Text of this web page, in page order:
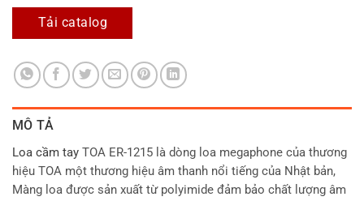
Tải catalog
MÔ TẢ
Loa cầm tay TOA ER-1215 là dòng loa megaphone của thương
hiệu TOA một thương hiệu âm thanh nổi tiếng của Nhật bản,
Màng loa được sản xuất từ polyimide đảm bảo chất lượng âm